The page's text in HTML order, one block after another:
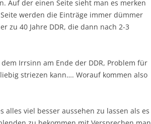
Auf der einen Seite sieht man es merken
werden die Einträge immer dümmer
zu 40 Jahre DDR, die dann nach 2-3
Irrsinn am Ende der DDR, Problem für
striezen kann…. Worauf kommen also
viel besser aussehen zu lassen als es